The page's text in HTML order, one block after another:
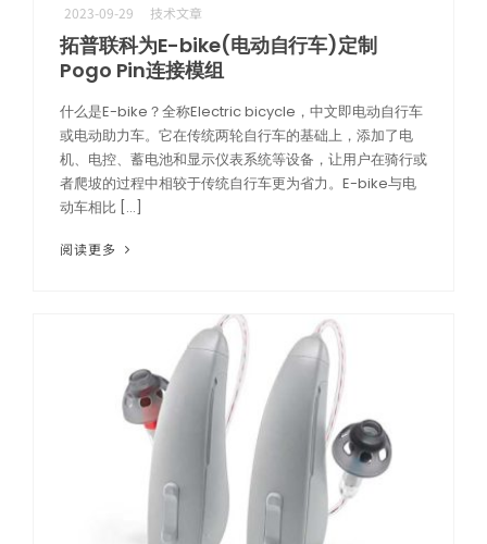
2023-09-29 技术文章
拓普联科为E-bike(电动自行车)定制
Pogo Pin连接模组
什么是E-bike？全称Electric bicycle，中文即电动自行车
或电动助力车。它在传统两轮自行车的基础上，添加了电
机、电控、蓄电池和显示仪表系统等设备，让用户在骑行或
者爬坡的过程中相较于传统自行车更为省力。E-bike与电
动车相比 […]
阅读更多